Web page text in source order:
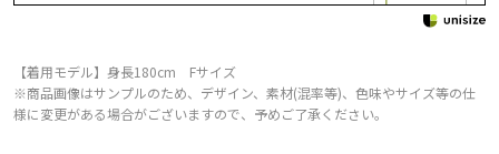
【着用モデル】身長180cm Fサイズ
※商品画像はサンプルのため、デザイン、素材(混率等)、色味やサイズ等の仕
様に変更がある場合がございますので、予めご了承ください。